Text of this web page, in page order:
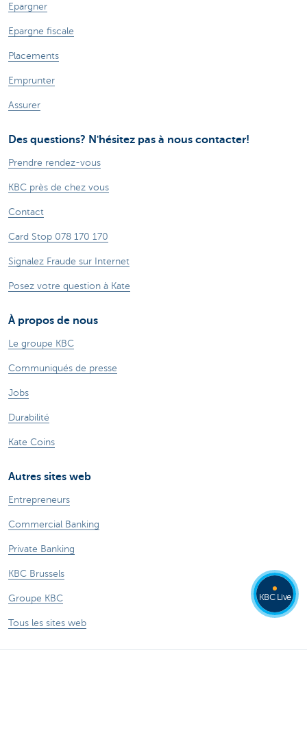
Epargner
Epargne fiscale
Placements
Emprunter
Assurer
Des questions? N'hésitez pas à nous contacter!
Prendre rendez-vous
KBC près de chez vous
Contact
Card Stop 078 170 170
Signalez Fraude sur Internet
Posez votre question à Kate
À propos de nous
Le groupe KBC
Communiqués de presse
Jobs
Durabilité
Kate Coins
Autres sites web
Entrepreneurs
Commercial Banking
Private Banking
KBC Brussels
Groupe KBC
Tous les sites web
KBC Live